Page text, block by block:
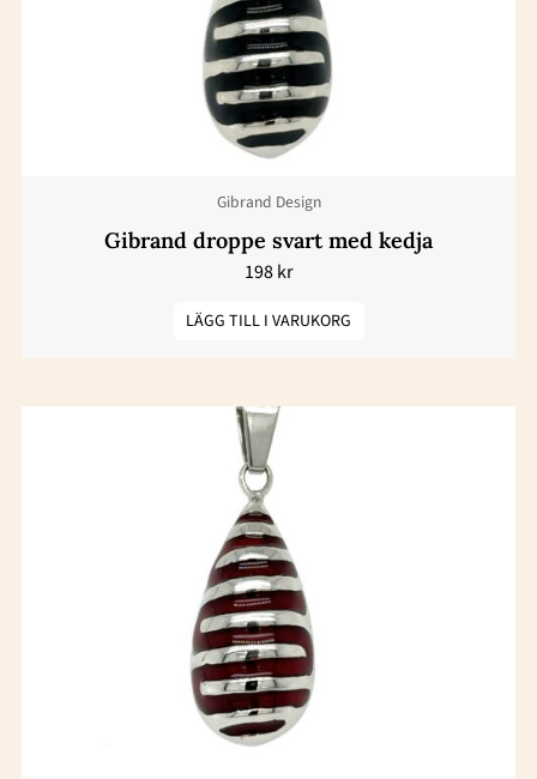
Gibrand Design
Gibrand droppe svart med kedja
198kr
LÄGG TILL I VARUKORG